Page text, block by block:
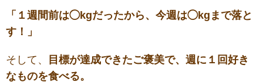
「１週間前は◯kgだったから、今週は◯kgまで落と
す！」
そして、
目標が達成できたご褒美で、週に１回好き
なものを食べる。